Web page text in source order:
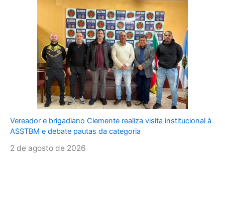
Vereador e brigadiano Clemente realiza visita institucional à
ASSTBM e debate pautas da categoria
2 de agosto de 2026